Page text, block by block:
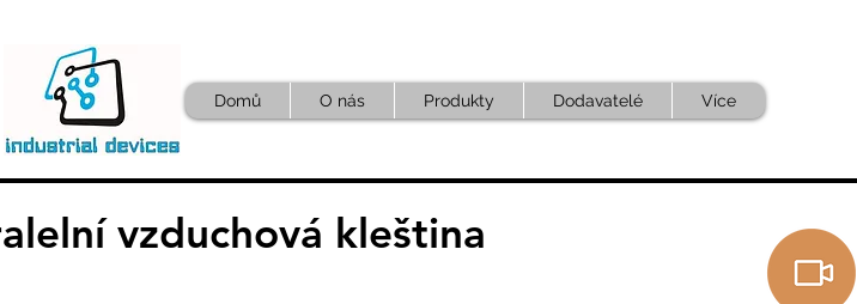
Domů O nás Produkty Dodavatelé Více
vzduchová kleština